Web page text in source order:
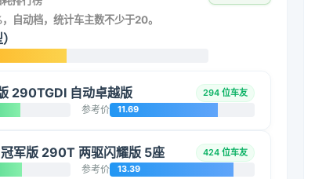
自动档，统计车主数不少于20。
290TGDI 自动卓越版 294 位车友
参考价 11.69
军版 290T 两驱闪耀版 5座 424 位车友
参考价 13.39